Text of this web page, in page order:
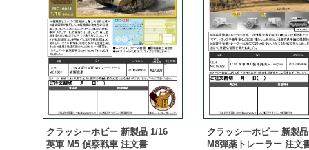
クラッシーホビー 新製品 1/16
英軍 M5 偵察戦車 注文書
クラッシーホビー 新製
M8弾薬トレーラー 注文